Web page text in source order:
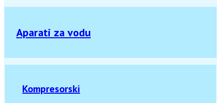
Aparati za vodu
Kompresorski